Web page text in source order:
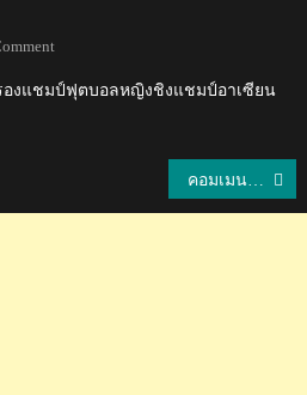
งแชมป์ฟุตบอลหญิงชิงแชมป์อาเซียน
คอมเมนต์ชาวเวียดนามหลังอรอุมาทำ 32 แต้ม ช่วยทีมบั๊กนิญพลิกชนะลองอัน 3-2 เซต